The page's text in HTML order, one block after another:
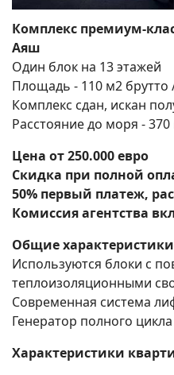
Комплекс премиум-
Аяш
Один блок на 13 этажей
Площадь - 110 м2 брутто
Комплекс сдан, искан
Расстояние до моря -
Цена от 250.000 евро
Скидка при полной
50% первый платеж,
Комиссия агентства
Общие
Используются блоки с
теплоизоляционными
Современная система
Генератор полного цикла
Характеристики